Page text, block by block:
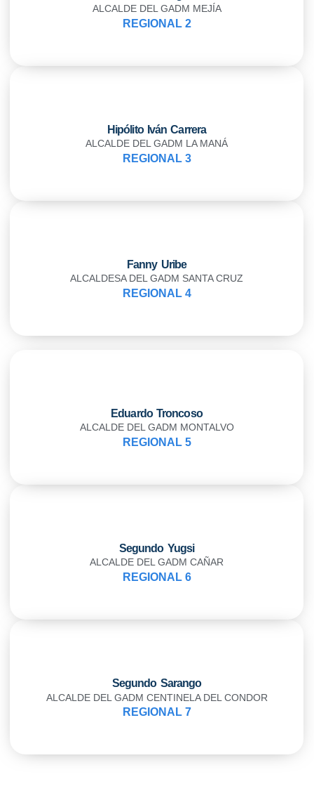
ALCALDE DEL GADM MEJÍA
REGIONAL 2
Hipólito Iván Carrera
ALCALDE DEL GADM LA MANÁ
REGIONAL 3
Fanny Uribe
ALCALDESA DEL GADM SANTA CRUZ
REGIONAL 4
Eduardo Troncoso
ALCALDE DEL GADM MONTALVO
REGIONAL 5
Segundo Yugsi
ALCALDE DEL GADM CAÑAR
REGIONAL 6
Segundo Sarango
ALCALDE DEL GADM CENTINELA DEL CONDOR
REGIONAL 7